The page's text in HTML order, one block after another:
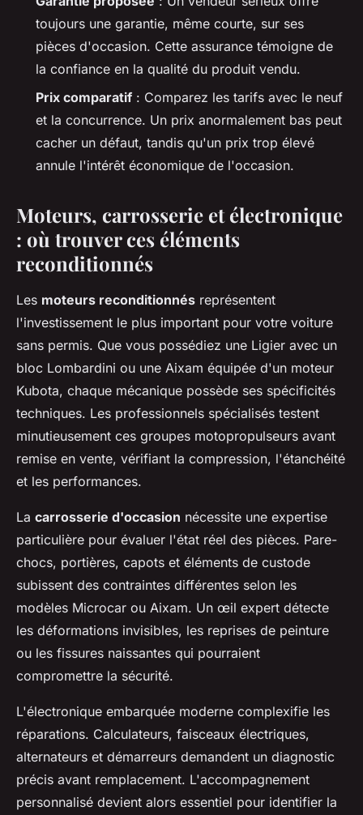
toujours une garantie, même courte, sur ses
pièces d'occasion. Cette assurance témoigne de
la confiance en la qualité du produit vendu.
Prix comparatif : Comparez les tarifs avec le neuf
et la concurrence. Un prix anormalement bas peut
cacher un défaut, tandis qu'un prix trop élevé
annule l'intérêt économique de l'occasion.
Moteurs, carrosserie et électronique
: où trouver ces éléments
reconditionnés
Les moteurs reconditionnés représentent
l'investissement le plus important pour votre voiture
sans permis. Que vous possédiez une Ligier avec un
bloc Lombardini ou une Aixam équipée d'un moteur
Kubota, chaque mécanique possède ses spécificités
techniques. Les professionnels spécialisés testent
minutieusement ces groupes motopropulseurs avant
remise en vente, vérifiant la compression, l'étanchéité
et les performances.
La carrosserie d'occasion nécessite une expertise
particulière pour évaluer l'état réel des pièces. Pare-
chocs, portières, capots et éléments de custode
subissent des contraintes différentes selon les
modèles Microcar ou Aixam. Un œil expert détecte
les déformations invisibles, les reprises de peinture
ou les fissures naissantes qui pourraient
compromettre la sécurité.
L'électronique embarquée moderne complexifie les
réparations. Calculateurs, faisceaux électriques,
alternateurs et démarreurs demandent un diagnostic
précis avant remplacement. L'accompagnement
personnalisé devient alors essentiel pour identifier la